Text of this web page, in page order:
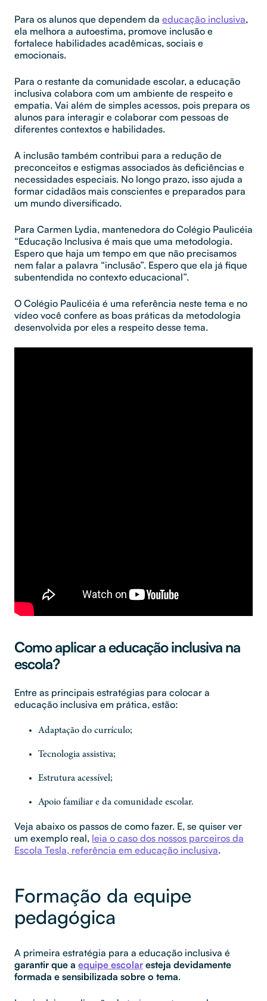
Para os alunos que dependem da educação inclusiva,
ela melhora a autoestima, promove inclusão e
fortalece habilidades acadêmicas, sociais e
emocionais.
Para o restante da comunidade escolar, a educação
inclusiva colabora com um ambiente de respeito e
empatia. Vai além de simples acessos, pois prepara os
alunos para interagir e colaborar com pessoas de
diferentes contextos e habilidades.
A inclusão também contribui para a redução de
preconceitos e estigmas associados às deficiências e
necessidades especiais. No longo prazo, isso ajuda a
formar cidadãos mais conscientes e preparados para
um mundo diversificado.
Para Carmen Lydia, mantenedora do Colégio Paulicéia
“Educação Inclusiva é mais que uma metodologia.
Espero que haja um tempo em que não precisamos
nem falar a palavra “inclusão”. Espero que ela já fique
subentendida no contexto educacional”.
O Colégio Paulicéia é uma referência neste tema e no
vídeo você confere as boas práticas da metodologia
desenvolvida por eles a respeito desse tema.
Como aplicar a educação inclusiva na
escola?
Entre as principais estratégias para colocar a
educação inclusiva em prática, estão:
Adaptação do currículo;
Tecnologia assistiva;
Estrutura acessível;
Apoio familiar e da comunidade escolar.
Veja abaixo os passos de como fazer. E, se quiser ver
um exemplo real, leia o caso dos nossos parceiros da
Escola Tesla, referência em educação inclusiva.
Formação da equipe
pedagógica
A primeira estratégia para a educação inclusiva é
garantir que a equipe escolar esteja devidamente
formada e sensibilizada sobre o tema.